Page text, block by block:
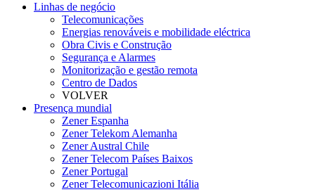
Linhas de negócio
Telecomunicações
Energias renováveis e mobilidade eléctrica
Obra Civis e Construção
Segurança e Alarmes
Monitorização e gestão remota
Centro de Dados
VOLVER
Presença mundial
Zener Espanha
Zener Telekom Alemanha
Zener Austral Chile
Zener Telecom Países Baixos
Zener Portugal
Zener Telecomunicazioni Itália